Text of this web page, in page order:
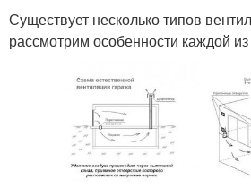
Существует несколько типов
рассмотрим особенности каждой из